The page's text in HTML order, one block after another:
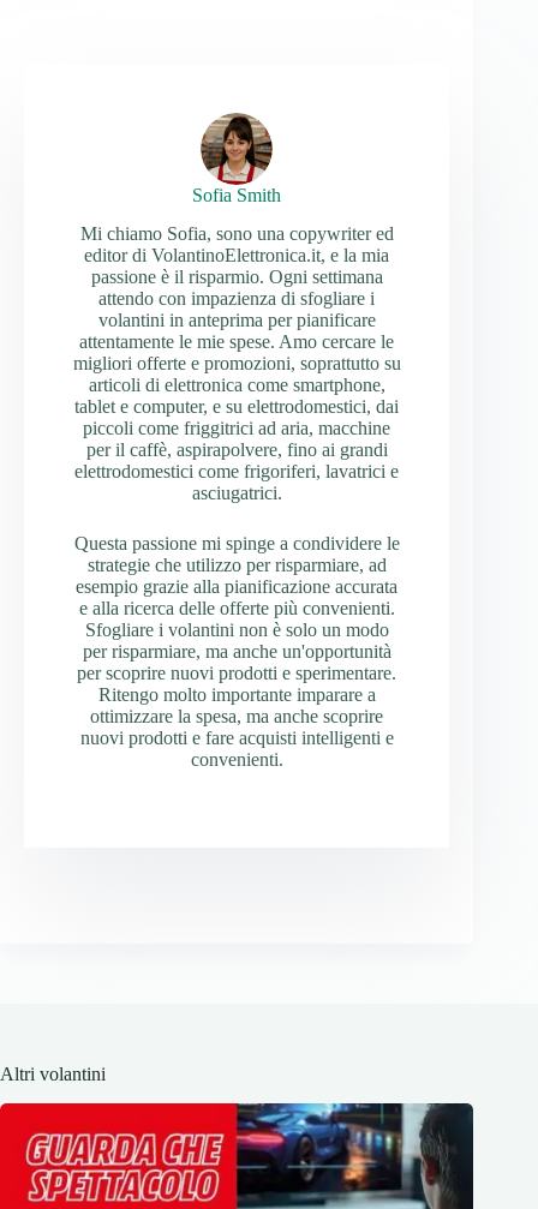
Sofia Smith
Mi chiamo Sofia, sono una copywriter ed
editor di VolantinoElettronica.it, e la mia
passione è il risparmio. Ogni settimana
attendo con impazienza di sfogliare i
volantini in anteprima per pianificare
attentamente le mie spese. Amo cercare le
migliori offerte e promozioni, soprattutto su
articoli di elettronica come smartphone,
tablet e computer, e su elettrodomestici, dai
piccoli come friggitrici ad aria, macchine
per il caffè, aspirapolvere, fino ai grandi
elettrodomestici come frigoriferi, lavatrici e
asciugatrici.
Questa passione mi spinge a condividere le
strategie che utilizzo per risparmiare, ad
esempio grazie alla pianificazione accurata
e alla ricerca delle offerte più convenienti.
Sfogliare i volantini non è solo un modo
per risparmiare, ma anche un'opportunità
per scoprire nuovi prodotti e sperimentare.
Ritengo molto importante imparare a
ottimizzare la spesa, ma anche scoprire
nuovi prodotti e fare acquisti intelligenti e
convenienti.
Altri volantini